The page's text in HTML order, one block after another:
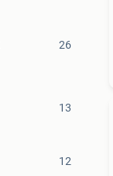
26
13
12